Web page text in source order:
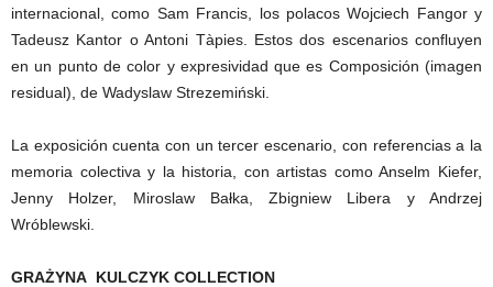
internacional, como Sam Francis, los polacos Wojciech Fangor y
Tadeusz Kantor o Antoni Tàpies. Estos dos escenarios confluyen
en un punto de color y expresividad que es Composición (imagen
residual), de Wadyslaw Strezemiński.
La exposición cuenta con un tercer escenario, con referencias a la
memoria colectiva y la historia, con artistas como Anselm Kiefer,
Jenny Holzer, Miroslaw Bałka, Zbigniew Libera y Andrzej
Wróblewski.
GRAŻYNA KULCZYK COLLECTION